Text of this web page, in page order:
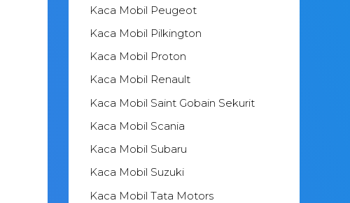
Kaca Mobil Peugeot
Kaca Mobil Pilkington
Kaca Mobil Proton
Kaca Mobil Renault
Kaca Mobil Saint Gobain Sekurit
Kaca Mobil Scania
Kaca Mobil Subaru
Kaca Mobil Suzuki
Kaca Mobil Tata Motors